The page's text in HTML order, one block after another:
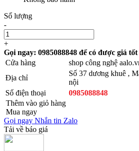
Số lượng
-
+
Gọi ngay: 0985088848 để có được giá
Cửa hàng
shop công nghệ
Địa chỉ
Số 37 dương khuê ,
nội
Số điện thoại
0985088848
Thêm vào giỏ hàng
Mua ngay
Gọi ngay Nhắn tin Zalo
Tải về báo giá